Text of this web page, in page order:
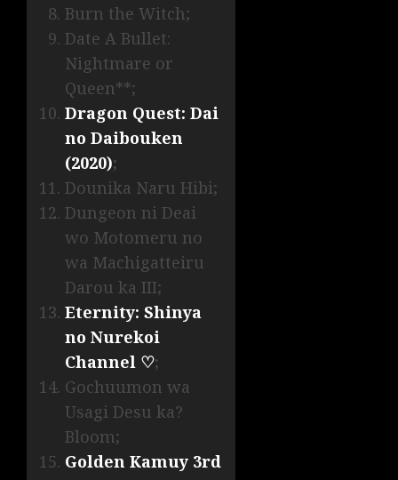
Burn the Witch;
Date A Bullet:
Nightmare or
Queen**;
Dragon Quest: Dai
no Daibouken
(2020);
Dounika Naru Hibi;
Dungeon ni Deai
wo Motomeru no
wa Machigatteiru
Darou ka III;
Eternity: Shinya
no Nurekoi
Channel ♡;
Gochuumon wa
Usagi Desu ka?
Bloom;
Golden Kamuy 3rd